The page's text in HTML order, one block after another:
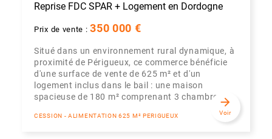
Reprise FDC SPAR + Logement en Dordogne
Prix de vente :350 000 €
Situé dans un environnement rural dynamique, à
proximité de Périgueux, ce commerce bénéficie
d'une surface de vente de 625 m² et d'un
logement inclus dans le bail : une maison
spacieuse de 180 m² comprenant 3 chambres,...
CESSION - ALIMENTATION 625 M² PERIGUEUX
arrow_forward
Voir